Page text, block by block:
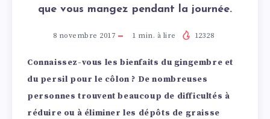
que vous mangez pendant la journée.
8 novembre 2017 1 min. à lire 12328
Connaissez-vous les bienfaits du gingembre et
du persil pour le côlon ? De nombreuses
personnes trouvent beaucoup de difficultés à
réduire ou à éliminer les dépôts de graisse